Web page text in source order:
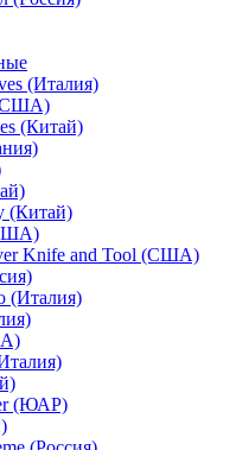
(Италия)
(США)
(Китай)
(Китай)
Knife and Tool (США)
(Италия)
(ЮАР)